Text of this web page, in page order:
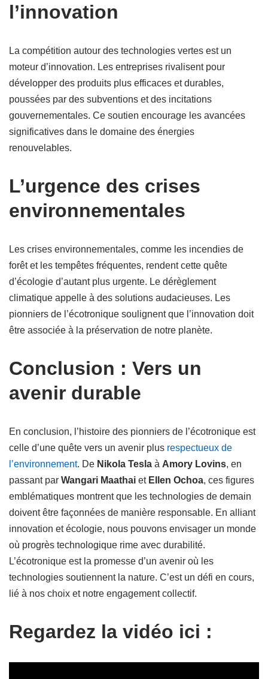
l’innovation
La compétition autour des technologies vertes est un
moteur d’innovation. Les entreprises rivalisent pour
développer des produits plus efficaces et durables,
poussées par des subventions et des incitations
gouvernementales. Ce soutien encourage les avancées
significatives dans le domaine des énergies
renouvelables.
L’urgence des crises
environnementales
Les crises environnementales, comme les incendies de
forêt et les tempêtes fréquentes, rendent cette quête
d’écologie d’autant plus urgente. Le dérèglement
climatique appelle à des solutions audacieuses. Les
pionniers de l’écotronique soulignent que l’innovation doit
être associée à la préservation de notre planète.
Conclusion : Vers un
avenir durable
En conclusion, l’histoire des pionniers de l’écotronique est
celle d’une quête vers un avenir plus respectueux de
l’environnement. De Nikola Tesla à Amory Lovins, en
passant par Wangari Maathai et Ellen Ochoa, ces figures
emblématiques montrent que les technologies de demain
doivent être façonnées de manière responsable. En alliant
innovation et écologie, nous pouvons envisager un monde
où progrès technologique rime avec durabilité.
L’écotronique est la promesse d’un avenir où les
technologies soutiennent la nature. C’est un défi en cours,
lié à nos choix et notre engagement collectif.
Regardez la vidéo ici :